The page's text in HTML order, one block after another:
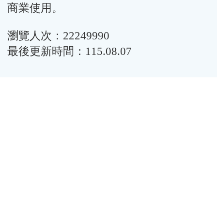
商業使用。
瀏覽人次：22249990
最後更新時間：115.08.07